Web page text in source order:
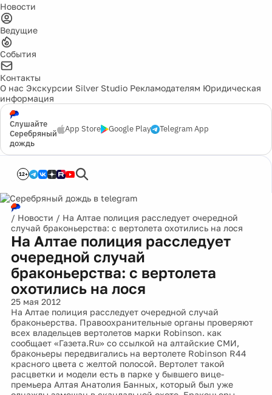
Новости
Ведущие
События
Контакты
О нас Экскурсии Silver Studio Рекламодателям Юридическая
информация
Слушайте
Серебряный
дождь
App Store Google Play Telegram App
12+
/ Новости / На Алтае полиция расследует очередной
случай браконьерства: с вертолета охотились на лося
На Алтае полиция расследует
очередной случай
браконьерства: с вертолета
охотились на лося
25 мая 2012
На Алтае полиция расследует очередной случай
браконьерства. Правоохранительные органы проверяют
всех владельцев вертолетов марки Robinson. как
сообщает «Газета.Ru» со ссылкой на алтайские СМИ,
браконьеры передвигались на вертолете Robinson R44
красного цвета с желтой полосой. Вертолет такой
расцветки и модели есть в парке у бывшего вице-
премьера Алтая Анатолия Банных, который был уже